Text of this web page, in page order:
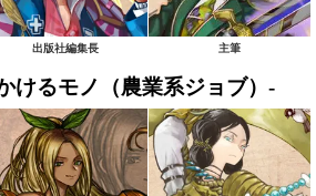
出版社編集長 主筆
けるモノ（農業系ジョブ）-